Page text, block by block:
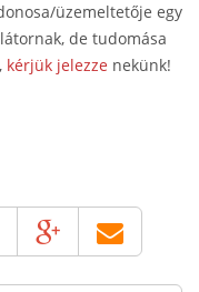
üzemeltetője egy
de tudomása
kérjük jelezze nekünk!